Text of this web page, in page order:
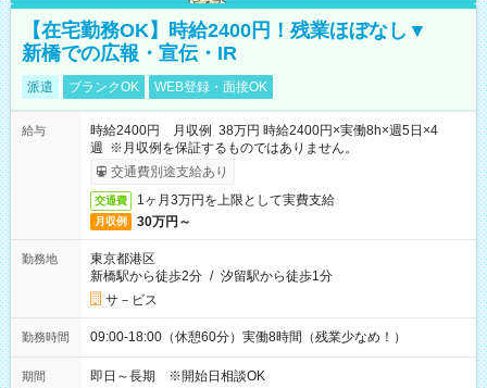
【在宅勤務OK】時給2400円！残業ほぼなし▼
新橋での広報・宣伝・IR
派遣 ブランクOK WEB登録・面接OK
給与
時給2400円 月収例 38万円 時給2400円×実働8h×週5日×4
週 ※月収例を保証するものではありません。
交通費別途支給あり
交通費 1ヶ月3万円を上限として実費支給
月収例 30万円～
勤務地
東京都港区
新橋駅から徒歩2分 / 汐留駅から徒歩1分
サ－ビス
勤務時間 09:00-18:00（休憩60分）実働8時間（残業少なめ！）
期間 即日～長期 ※開始日相談OK